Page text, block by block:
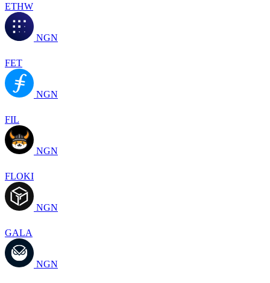
ETHW
NGN
FET
NGN
FIL
NGN
FLOKI
NGN
GALA
NGN